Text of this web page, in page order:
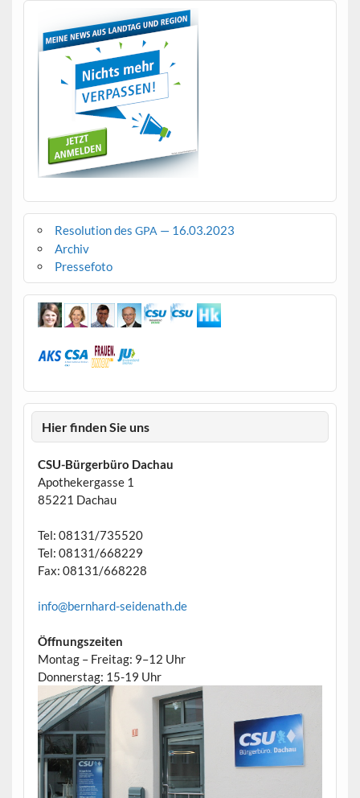
Resolution des GPA — 16.03.2023
Archiv
Pressefoto
Hier finden Sie uns
CSU-Bürgerbüro Dachau
Apothekergasse 1
85221 Dachau
Tel: 08131/735520
Tel: 08131/668229
Fax: 08131/668228
info@bernhard-seidenath.de
Öffnungszeiten
Montag – Freitag: 9–12 Uhr
Donnerstag: 15-19 Uhr